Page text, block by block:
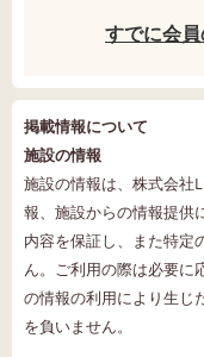
すでに会
掲載情報について
施設の情報
施設の情報は、株式会社
報、施設からの情報提供
内容を保証し、また特定
ん。ご利用の際は必要に
の情報の利用により生じ
を負いません。